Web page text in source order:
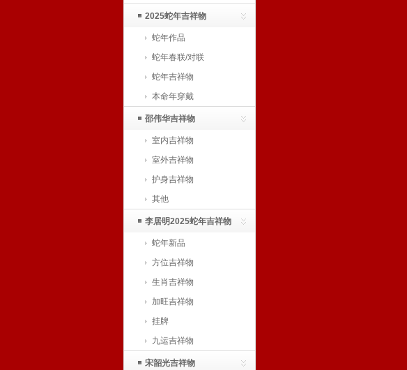
2025蛇年吉祥物
蛇年作品
蛇年春联/对联
蛇年吉祥物
本命年穿戴
邵伟华吉祥物
室内吉祥物
室外吉祥物
护身吉祥物
其他
李居明2025蛇年吉祥物
蛇年新品
方位吉祥物
生肖吉祥物
加旺吉祥物
挂牌
九运吉祥物
宋韶光吉祥物